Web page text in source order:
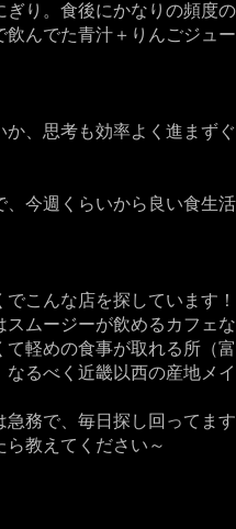
り。食後にかなりの頻度
んでた青汁＋りんごジュ
、思考も効率よく進まず
、今週くらいから良い食生
こんな店を探しています！
ムージーが飲めるカフェ
軽めの食事が取れる所（富
るべく近畿以西の産地メ
務で、毎日探し回ってます
ら教えてください～